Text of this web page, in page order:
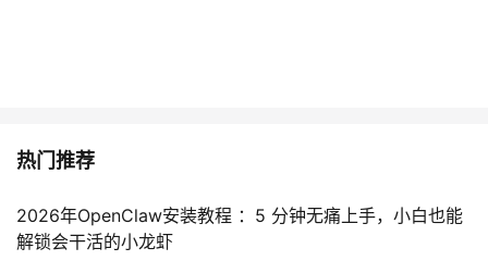
热门推荐
2026年OpenClaw安装教程 ：5 分钟无痛上手，小白也能
解锁会干活的小龙虾